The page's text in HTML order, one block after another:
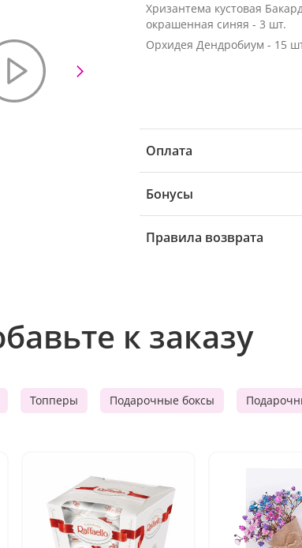
Хризантема кустовая
окрашенная синяя - 3 шт.
Орхидея Дендробиум - 15
Оплата
Бонусы
Правила возврата
к заказу
Топперы Подарочные боксы